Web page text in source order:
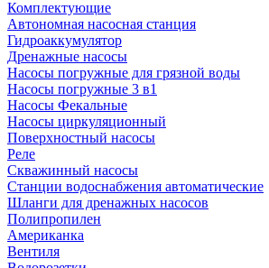
Комплектующие
Автономная насосная станция
Гидроаккумулятор
Дренажные насосы
Насосы погружные для грязной воды
Насосы погружные 3 в1
Насосы Фекальные
Насосы циркуляционный
Поверхностный насосы
Реле
Скважинный насосы
Станции водоснабжения автоматические
Шланги для дренажных насосов
Полипропилен
Американка
Вентиля